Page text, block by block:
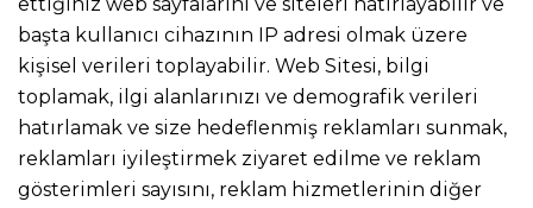
başta kullanıcı cihazının IP adresi olmak üzere
kişisel verileri toplayabilir. Web Sitesi, bilgi
toplamak, ilgi alanlarınızı ve demografik verileri
hatırlamak ve size hedeflenmiş reklamları sunmak,
reklamları iyileştirmek ziyaret edilme ve reklam
gösterimleri sayısını, reklam hizmetlerinin diğer